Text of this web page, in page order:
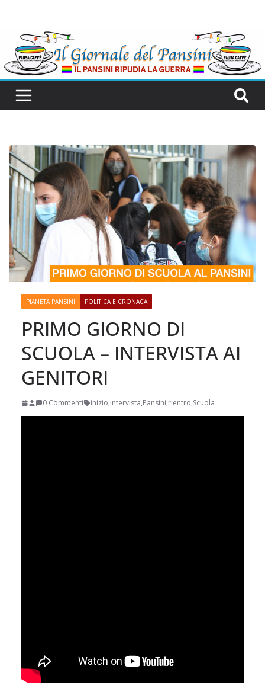
PIANETA PANSINI POLITICA E CRONACA
PRIMO GIORNO DI
SCUOLA – INTERVISTA AI
GENITORI
0 Commenti inizio,intervista,Pansini,rientro,Scuola